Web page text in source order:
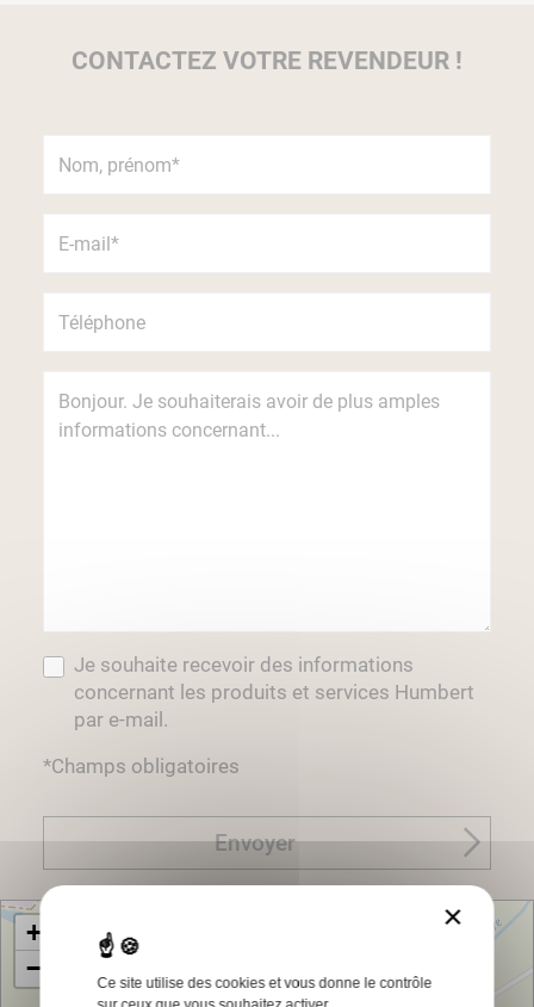
CONTACTEZ VOTRE REVENDEUR !
Je souhaite recevoir des informations
concernant les produits et services Humbert
par e-mail.
*Champs obligatoires
Envoyer
+
−
×
Ce site utilise des cookies et vous donne le contrôle